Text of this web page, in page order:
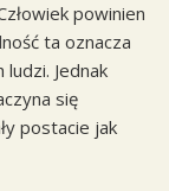
powinien
ta oznacza
Jednak
się
postacie jak